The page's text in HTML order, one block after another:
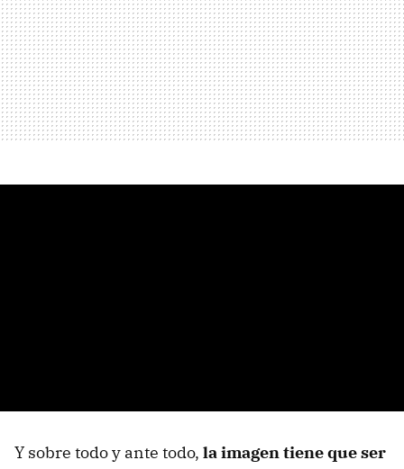
Y sobre todo y ante todo, la imagen tiene que ser